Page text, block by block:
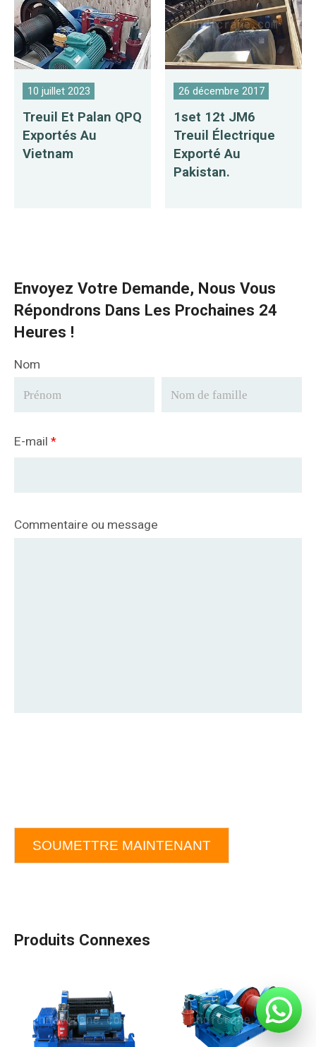
10 juillet 2023
Treuil Et Palan QPQ
Exportés Au
Vietnam
26 décembre 2017
1set 12t JM6
Treuil Électrique
Exporté Au
Pakistan.
Envoyez Votre Demande, Nous Vous
Répondrons Dans Les Prochaines 24
Heures !
Nom
E-mail *
Commentaire ou message
SOUMETTRE MAINTENANT
Produits Connexes